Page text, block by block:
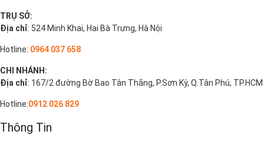
TRỤ SỞ:
Địa chỉ: 524 Minh Khai, Hai Bà Trưng, Hà Nội
Hotline: 0964 037 658
CHI NHÁNH:
Địa chỉ: 167/2 đường Bờ Bao Tân Thắng, P.Sơn Kỳ, Q.Tân Phú, TP.HCM
Hotline:0912 026 829
Thông Tin